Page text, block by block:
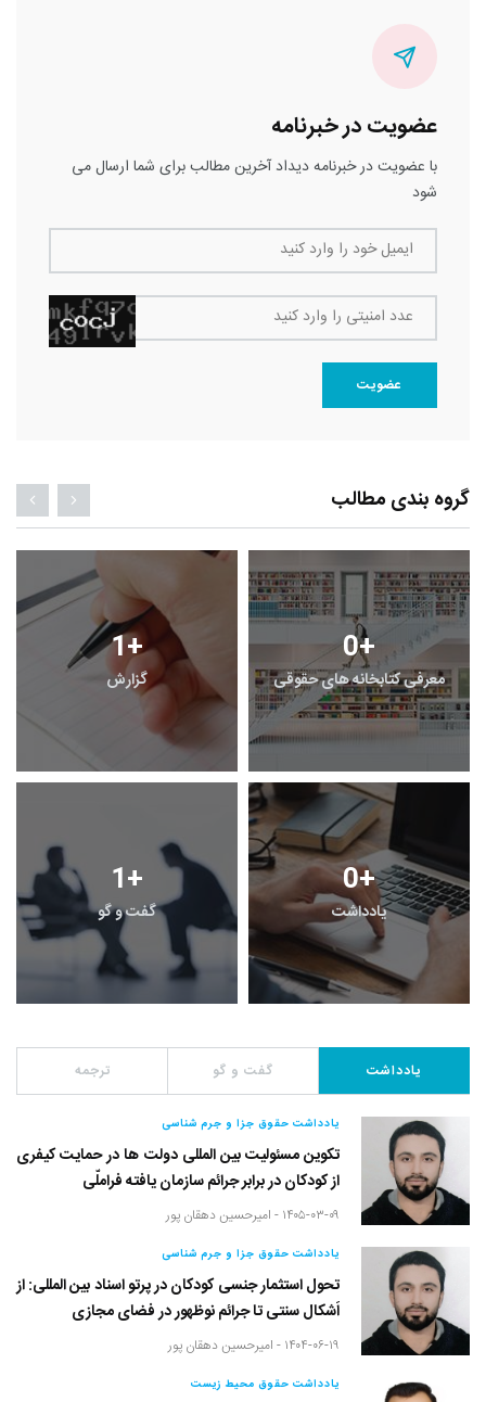
عضویت در خبرنامه
با عضویت در خبرنامه دیداد آخرین مطالب برای شما ارسال می
شود
ایمیل خود را وارد کنید
عدد امنیتی را وارد کنید
عضویت
گروه بندی مطالب
1+
گزارش
0+
معرفی کتابخانه های حقوقی
1+
گفت و گو
0+
یادداشت
یادداشت گفت و گو ترجمه
یادداشت حقوق جزا و جرم شناسی
تکوین مسئولیت بین المللی دولت ها در حمایت کیفری
از کودکان در برابر جرائم سازمان یافته فراملّی
۱۴۰۵-۰۳-۰۹ - امیرحسین دهقان پور
یادداشت حقوق جزا و جرم شناسی
تحول استثمار جنسی کودکان در پرتو اسناد بین المللی: از
اَشکال سنتی تا جرائم نوظهور در فضای مجازی
۱۴۰۴-۰۶-۱۹ - امیرحسین دهقان پور
یادداشت حقوق محیط زیست